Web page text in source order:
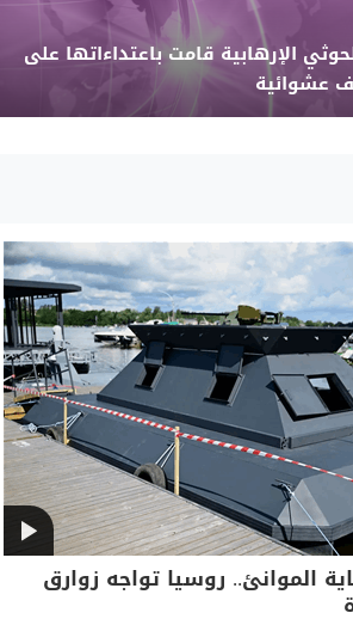
الإرهابية قامت باعتداءاتها على
عشوائية
الموانئ.. روسيا تواجه زوارق